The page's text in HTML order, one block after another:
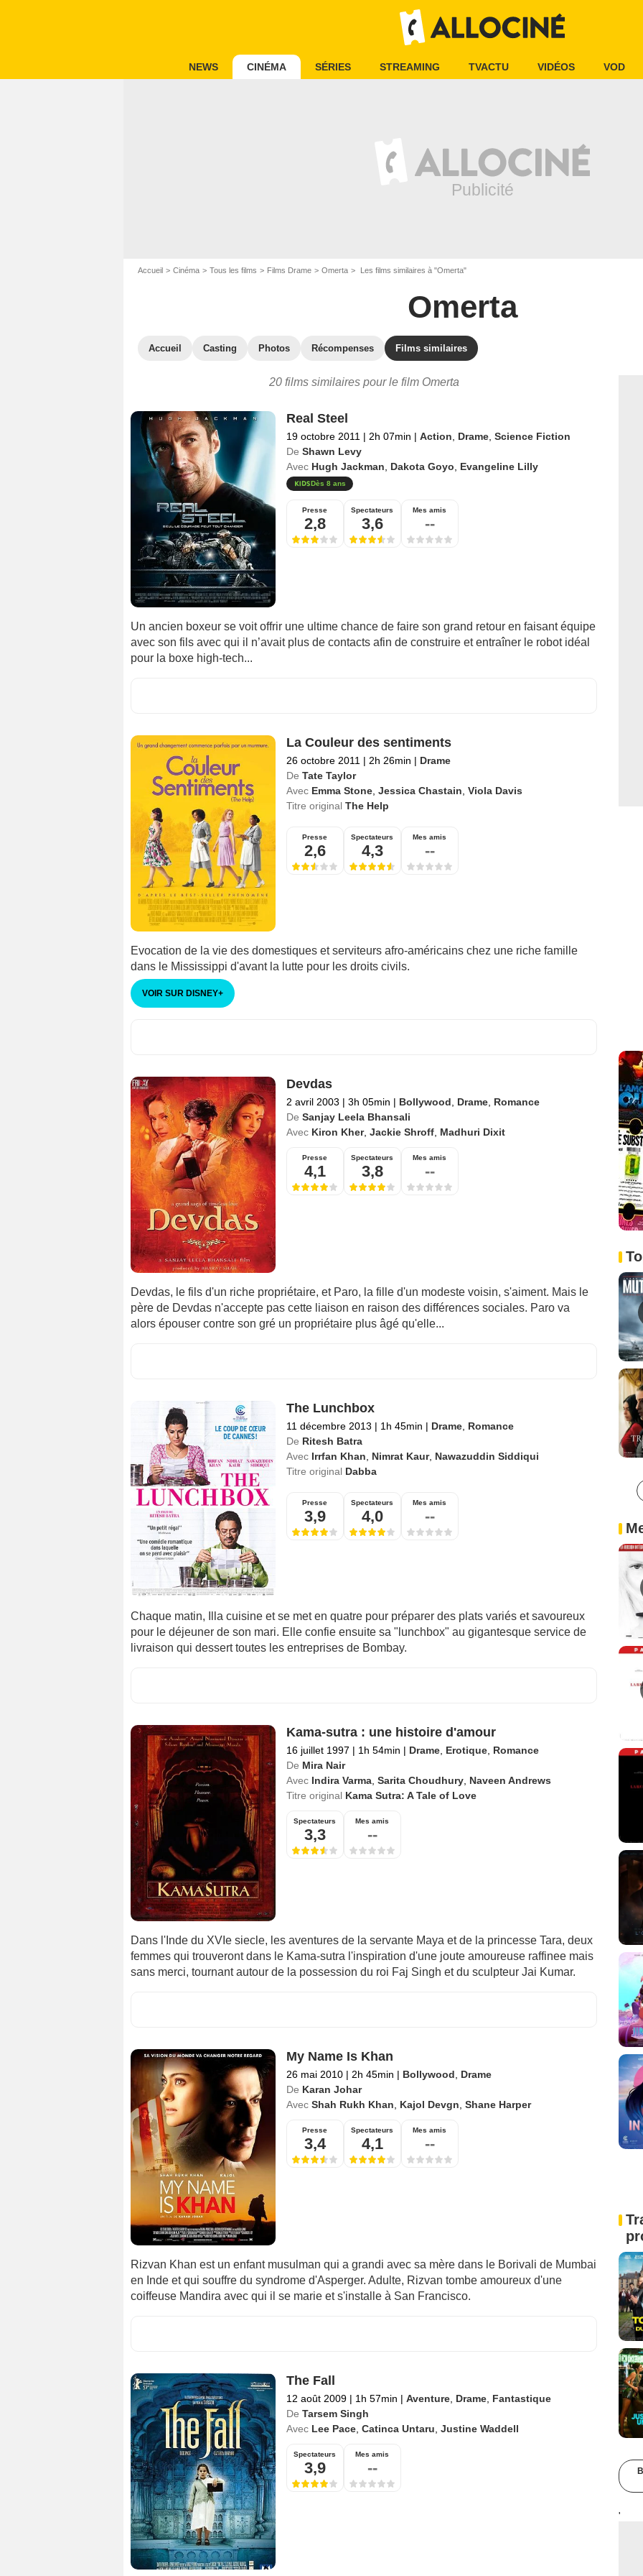
NEWS CINÉMA SÉRIES STREAMING TVACTU VIDÉOS VOD
Accueil Cinéma Tous les films Films Drame Omerta Les films similaires à "Omerta"
Omerta
Accueil Casting Photos Récompenses Films similaires
20 films similaires pour le film Omerta
Real Steel
19 octobre 2011 | 2h 07min | Action Drame, Science Fiction
De Shawn Levy
Avec Hugh Jackman Dakota Goyo Evangeline Lilly
Dès 8 ans
Presse
2,8
Spectateurs
3,6
Mes amis
--
Un ancien boxeur se voit offrir une ultime chance de faire son grand retour en faisant équipe
avec son fils avec qui il n’avait plus de contacts afin de construire et entraîner le robot idéal
pour la boxe high-tech...
La Couleur des sentiments
26 octobre 2011 | 2h 26min | Drame
De Tate Taylor
Avec Emma Stone, Jessica Chastain Viola Davis
Titre original The Help
Presse
2,6
Spectateurs
4,3
Mes amis
--
Evocation de la vie des domestiques et serviteurs afro-américains chez une riche famille
dans le Mississippi d'avant la lutte pour les droits civils.
VOIR SUR DISNEY+
Devdas
2 avril 2003 | 3h 05min | Bollywood Drame, Romance
De Sanjay Leela Bhansali
Avec Kiron Kher, Jackie Shroff, Madhuri Dixit
Presse
4,1
Spectateurs
3,8
Mes amis
--
Devdas, le fils d'un riche propriétaire, et Paro, la fille d'un modeste voisin, s'aiment. Mais le
père de Devdas n'accepte pas cette liaison en raison des différences sociales. Paro va
alors épouser contre son gré un propriétaire plus âgé qu'elle...
The Lunchbox
11 décembre 2013 | 1h 45min | Drame, Romance
De Ritesh Batra
Avec Irrfan Khan Nimrat Kaur, Nawazuddin Siddiqui
Titre original Dabba
Presse
3,9
Spectateurs
4,0
Mes amis
--
Chaque matin, Illa cuisine et se met en quatre pour préparer des plats variés et savoureux
pour le déjeuner de son mari. Elle confie ensuite sa "lunchbox" au gigantesque service de
livraison qui dessert toutes les entreprises de Bombay.
Kama-sutra : une histoire d'amour
16 juillet 1997 | 1h 54min | Drame, Erotique, Romance
De Mira Nair
Avec Indira Varma, Sarita Choudhury, Naveen Andrews
Titre original Kama Sutra: A Tale of Love
Spectateurs
3,3
Mes amis
--
Dans l'Inde du XVIe siecle, les aventures de la servante Maya et de la princesse Tara, deux
femmes qui trouveront dans le Kama-sutra l'inspiration d'une joute amoureuse raffinee mais
sans merci, tournant autour de la possession du roi Faj Singh et du sculpteur Jai Kumar.
My Name Is Khan
26 mai 2010 | 2h 45min | Bollywood
Drame
De Karan Johar
Avec Shah Rukh Khan Kajol Devgn Shane Harper
Presse
3,4
Spectateurs
4,1
Mes amis
--
Rizvan Khan est un enfant musulman qui a grandi avec sa mère dans le Borivali de Mumbai
en Inde et qui souffre du syndrome d'Asperger. Adulte, Rizvan tombe amoureux d'une
coiffeuse Mandira avec qui il se marie et s'installe à San Francisco.
The Fall
12 août 2009 | 1h 57min | Aventure, Drame, Fantastique
De Tarsem Singh
Avec Lee Pace, Catinca Untaru Justine Waddell
Spectateurs
3,9
Mes amis
--
'